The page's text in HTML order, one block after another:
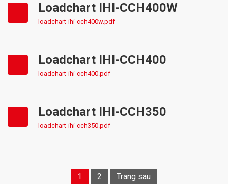
Loadchart IHI-CCH400W
loadchart-ihi-cch400w.pdf
Loadchart IHI-CCH400
loadchart-ihi-cch400.pdf
Loadchart IHI-CCH350
loadchart-ihi-cch350.pdf
1 2 Trang sau